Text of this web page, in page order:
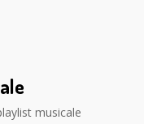
musicale